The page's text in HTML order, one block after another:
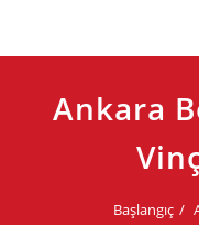
Ankara
Başlangıç